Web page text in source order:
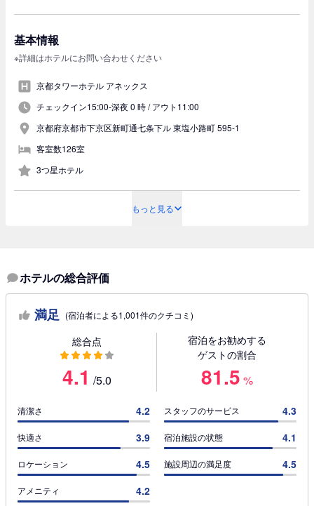
基本情報
※詳細はホテルにお問い合わせください
京都タワーホテル アネックス
チェックイン15:00-深夜 0 時 /アウト11:00
京都府京都市下京区新町通七条下ル 東塩小路町 595-1
客室数126室
3つ星ホテル
もっと見る
ホテルの総合評価
満足 (宿泊者による1,001件のクチコミ)
総合点
4.1 /5.0
宿泊をお勧めする
ゲストの割合
81.5 %
清潔さ 4.2 スタッフのサービス 4.3
快適さ 3.9 宿泊施設の状態 4.1
ロケーション 4.5 施設周辺の満足度 4.5
アメニティ 4.2